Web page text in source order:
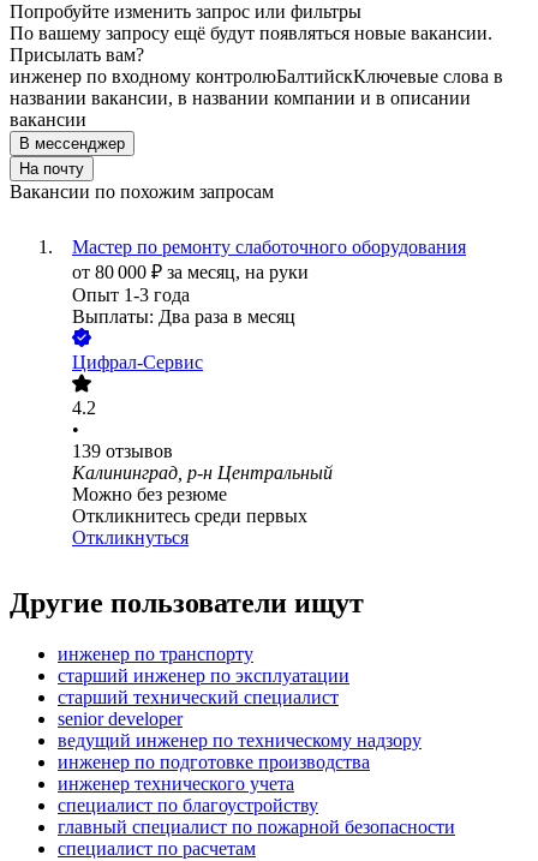
Попробуйте изменить запрос или фильтры
По вашему запросу ещё будут появляться новые вакансии.
Присылать вам?
инженер по входному контролюБалтийскКлючевые слова в
названии вакансии, в названии компании и в описании
вакансии
В мессенджер
На почту
Вакансии по похожим запросам
Мастер по ремонту слаботочного оборудования
от 80 000 ₽ за месяц, на руки
Опыт 1-3 года
Выплаты: Два раза в месяц
Цифрал-Сервис
4.2
•
139 отзывов
Калининград, р-н Центральный
Можно без резюме
Откликнитесь среди первых
Откликнуться
Другие пользователи ищут
инженер по транспорту
старший инженер по эксплуатации
старший технический специалист
senior developer
ведущий инженер по техническому надзору
инженер по подготовке производства
инженер технического учета
специалист по благоустройству
главный специалист по пожарной безопасности
специалист по расчетам